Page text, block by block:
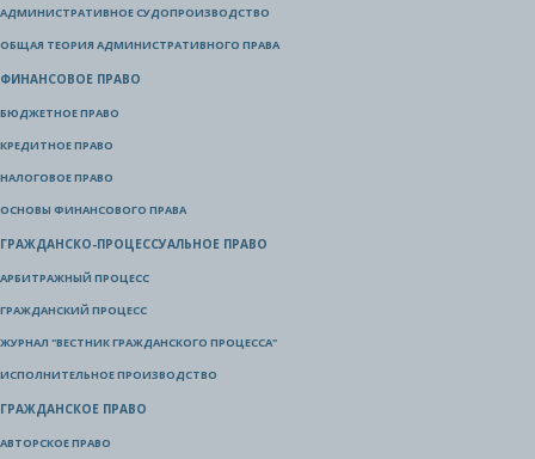
АДМИНИСТРАТИВНОЕ СУДОПРОИЗВОДСТВО
ОБЩАЯ ТЕОРИЯ АДМИНИСТРАТИВНОГО ПРАВА
ФИНАНСОВОЕ ПРАВО
БЮДЖЕТНОЕ ПРАВО
КРЕДИТНОЕ ПРАВО
НАЛОГОВОЕ ПРАВО
ОСНОВЫ ФИНАНСОВОГО ПРАВА
ГРАЖДАНСКО-ПРОЦЕССУАЛЬНОЕ ПРАВО
АРБИТРАЖНЫЙ ПРОЦЕСС
ГРАЖДАНСКИЙ ПРОЦЕСС
ЖУРНАЛ "ВЕСТНИК ГРАЖДАНСКОГО ПРОЦЕССА"
ИСПОЛНИТЕЛЬНОЕ ПРОИЗВОДСТВО
ГРАЖДАНСКОЕ ПРАВО
АВТОРСКОЕ ПРАВО